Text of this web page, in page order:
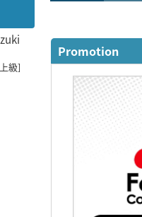
級]
Promotion